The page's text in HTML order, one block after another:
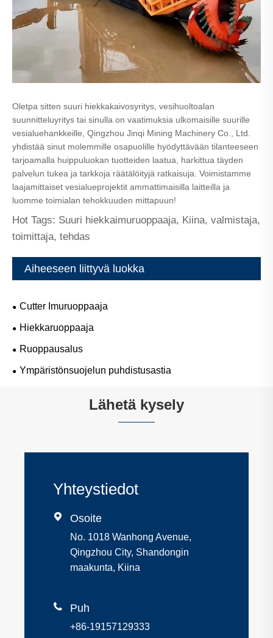
Oletpa sitten suuri hiekkakaivosyritys, vesihuoltoalan
suunnitteluyritys tai sinulla on vaatimuksia ulkomaisille suurille
vesialuehankkeille, Qingzhou Jinqi Mining Machinery Co., Ltd.
yhdistää sinut molemmille osapuolille hyödyttävään tilanteeseen
tarjoamalla huippuluokan tuotteiden laatua, harkittua täyden
palvelun tukea ja tarkkoja räätälöityjä ratkaisuja. Voimistamme
laajamittaiset vesialueprojektit ammattimaisilla laitteilla ja
luomme toimialan tehokkuuden mittapuun!
Hot Tags: Suuri hiekkaimuruoppaaja, Kiina, valmistaja,
toimittaja, tehdas
Aiheeseen liittyvä luokka
Cutter Imuruoppaaja
Hiekkaruoppaaja
Ruoppausalus
Ympäristönsuojelun puhdistusastia
Lähetä kysely
Yhteystiedot
 Osoite
No. 1018 Wanhong Avenue,
Qingzhou City, Shandongin
maakunta, Kiina
 Puh
+86-19157129333